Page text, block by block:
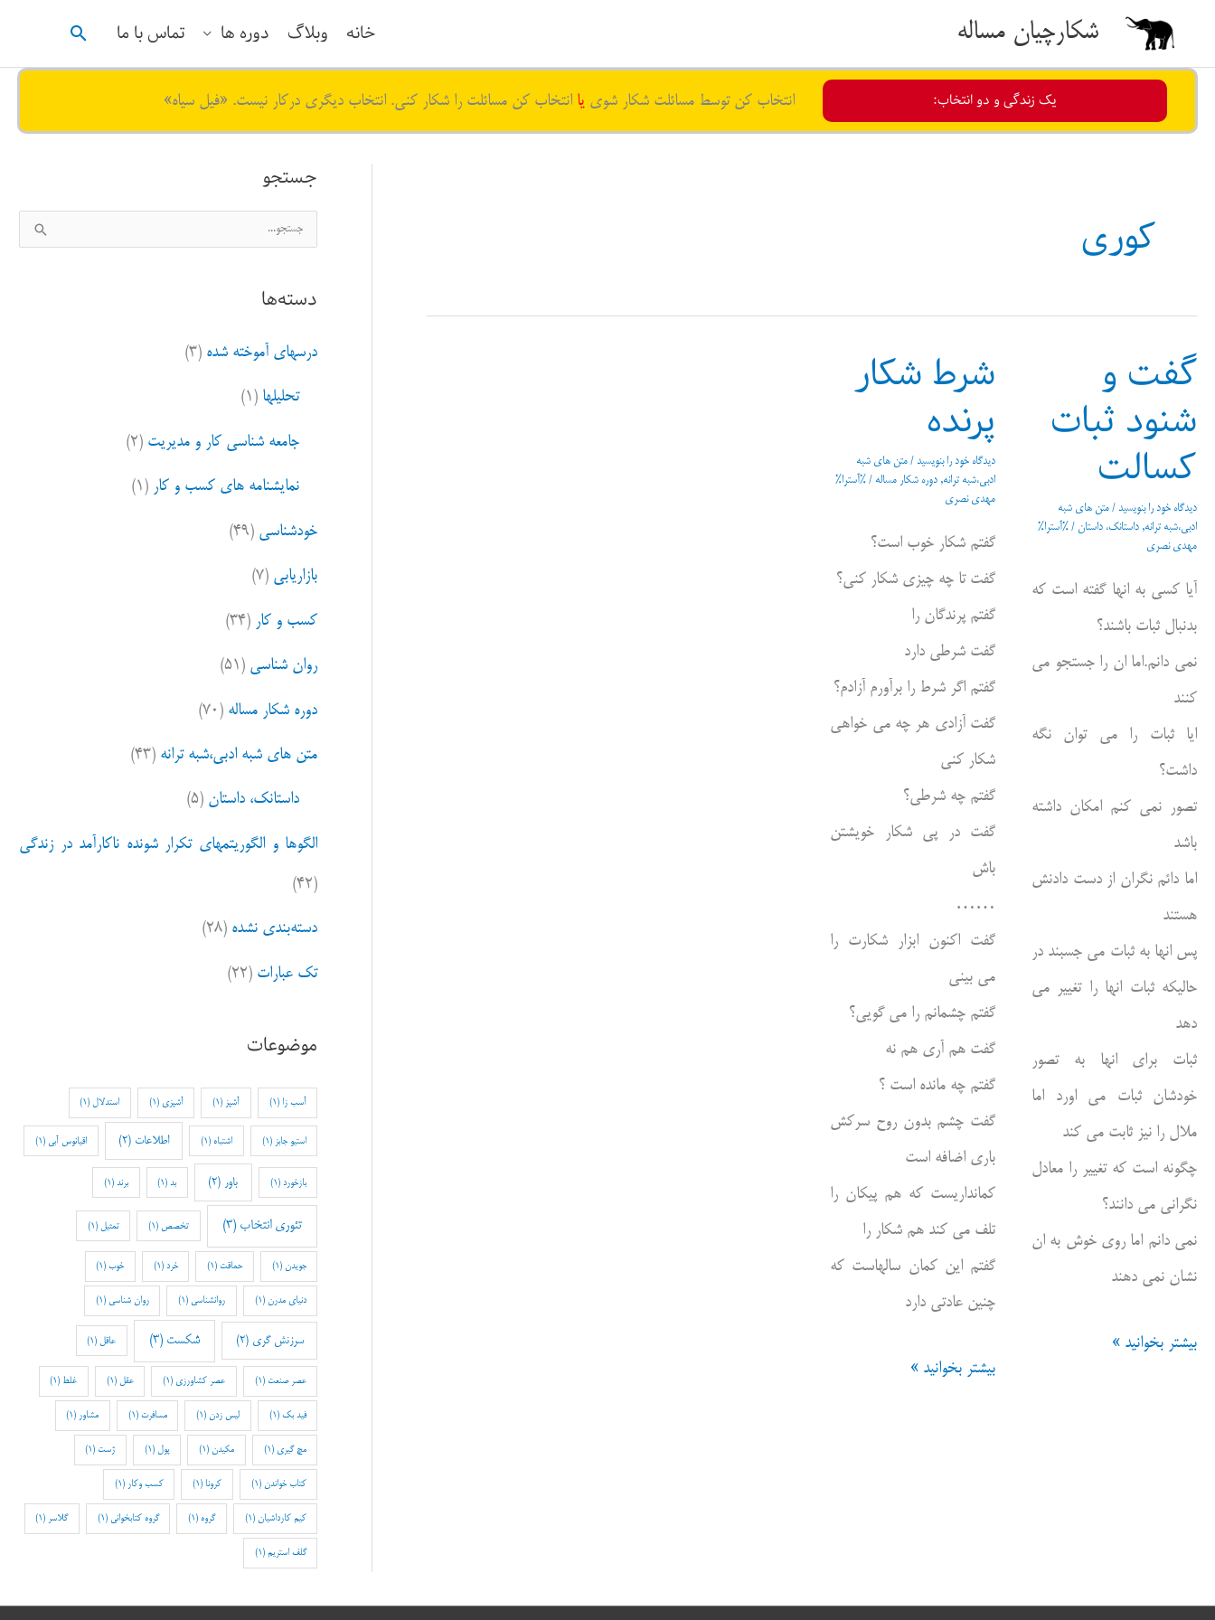
شکارچیان مساله خانه وبلاگ دوره ها تماس با ما جستجو
یک زندگی و دو انتخاب: انتخاب کن توسط مسائلت شکار شوی یا انتخاب کن مسائلت را شکار کنی. انتخاب دیگری درکار نیست. «فیل سیاه»
کوری
گفت و
شنود ثبات
کسالت
دیدگاه‌ خود را بنویسید / متن های شبه
ادبی،شبه ترانه, داستانک، داستان / %آسترا%
مهدی نصری
آیا کسی به انها گفته است که
بدنبال ثبات باشند؟
نمی دانم.اما ان را جستجو می
کنند
ایا ثبات را می توان نگه
داشت؟
تصور نمی کنم امکان داشته
باشد
اما دائم نگران از دست دادنش
هستند
پس انها به ثبات می جسبند در
حالیکه ثبات انها را تغییر می
دهد
ثبات برای انها به تصور
خودشان ثبات می اورد اما
ملال را نیز ثابت می کند
چگونه است که تغییر را معادل
نگرانی می دانند؟
نمی دانم اما روی خوش به ان
نشان نمی دهند
گفت
بیشتر بخوانید »
شرط شکار
پرنده
دیدگاه‌ خود را بنویسید / متن های شبه
ادبی،شبه ترانه, دوره شکار مساله / %آسترا%
مهدی نصری
گفتم شکار خوب است؟
گفت تا چه چیزی شکار کنی؟
گفتم پرندگان را
گفت شرطی دارد
گفتم اگر شرط را برآورم آزادم؟
گفت آزادی هر چه می خواهی
شکار کنی
گفتم چه شرطی؟
گفت در پی شکار خویشتن
باش
……
گفت اکنون ابزار شکارت را
می بینی
گفتم چشمانم را می گویی؟
گفت هم آری هم نه
گفتم چه مانده است ؟
گفت چشم بدون روح سرکش
باری اضافه است
کمانداریست که هم پیکان را
تلف می کند هم شکار را
گفتم این کمان سالهاست که
چنین عادتی دارد
شرط
بیشتر بخوانید »
جستجو
س
ج
ب
دسته‌ها
درسهای آموخته شده (۳)
تحلیلها (۱)
جامعه شناسی کار و مدیریت (۲)
نمایشنامه های کسب و کار (۱)
خودشناسی (۴۹)
بازاریابی (۷)
کسب و کار (۳۴)
روان شناسی (۵۱)
دوره شکار مساله (۷۰)
متن های شبه ادبی،شبه ترانه (۴۳)
داستانک، داستان (۵)
الگوها و الگوریتمهای تکرار شونده ناکارآمد در زندگی
(۴۲)
دسته‌بندی نشده (۲۸)
تک عبارات (۲۲)
موضوعات
آسب زا (1) آشپز (1) آشپزی (1) استدلال (1)
استیو جابز (1) اشتباه (1) اطلاعات (2) اقیانوس آبی (1)
بازخورد (1) باور (2) بد(1) برند (1)
تئوری انتخاب (3) تخصص (1) تمثیل (1)
جویدن (1) حماقت(1) خرد (1) خوب(1)
دنیای مدرن (1) روانشناسی (1) روان شناسی (1)
سرزنش گری (2) شکست (3) عاقل (1)
عصر صنعت (1) عصر کشاورزی(1) عقل (1) غلط (1)
فید بک (1) لیس زدن (1) مسافرت (1) مشاور (1)
مچ گیری (1) مکیدن (1) پول (1) ژست(1)
کتاب خواندن (1) کرونا (1) کسب وکار (1)
کیم کارداشیان (1) گروه (1) گروه کتابخوانی (1) گلاسر (1)
گلف استریم (1)